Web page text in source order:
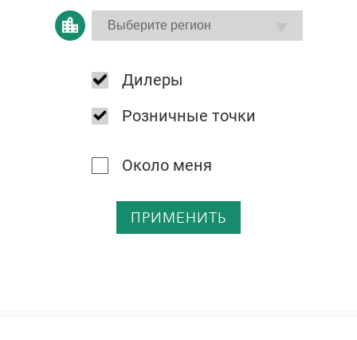
Дилеры
Розничные точки
Около меня
ПРИМЕНИТЬ